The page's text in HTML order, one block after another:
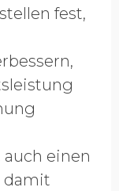
fest,
einen
damit